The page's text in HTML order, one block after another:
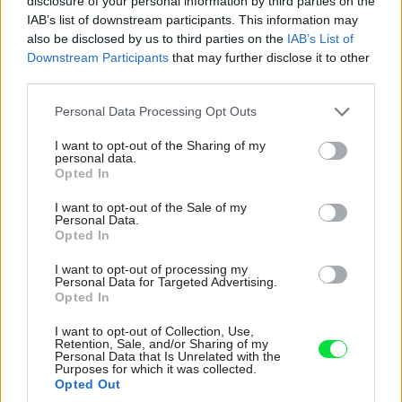
IAB’s list of downstream participants. This information may
also be disclosed by us to third parties on the IAB’s List of
Downstream Participants that may further disclose it to other
Please note that this website/app uses one or more Google
not limited to your visit or usage behaviour. You may click to
grant or deny consent to Google and its third-party tags to
use your data for below specified purposes in below Google
consent section.
Personal Data Processing Opt Outs
I want to opt-out of the Sharing of my
personal data.
Opted In
I want to opt-out of the Sale of my
Personal Data.
Opted In
I want to opt-out of processing my
Personal Data for Targeted Advertising.
Opted In
I want to opt-out of Collection, Use,
Retention, Sale, and/or Sharing of my
Personal Data that Is Unrelated with the
Purposes for which it was collected.
Opted Out
neboli prekážkou, ale naopak. No dá sa to. Aj preto pri stavbe
podkrovného priestoru spolupracujte s architektom a skúseným
staviteľom, ktorí vám pomôžu s usporiadaním dispozície, rozvodmi,
rozmiestnením okien a aj so spomínanými trámami.
Dulux
Priznať trámy?
Trámy sú pre podkrovie charakteristické. Priznať ich či
skryť (napríklad za stenu zo sadrokartónu)? Je to viac-
menej vec osobného vkusu a tiež praktickosti –
v podkrovnom priestore, kde beztak treba bojovať hneď
dispozičného riešenia. Chce to kumšt, vedieť ich
zapracovať tak, aby neboli prekážkou, ale naopak. No dá
sa to. Aj preto pri stavbe podkrovného priestoru
spolupracujte s architektom a skúseným staviteľom, ktorí
vám pomôžu s usporiadaním dispozície, rozvodmi,